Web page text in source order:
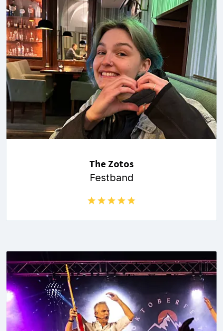
The Zotos
Festband